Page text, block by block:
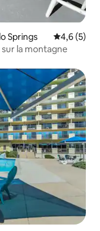
Springs Évaluation
4,6 (5)
la montagne